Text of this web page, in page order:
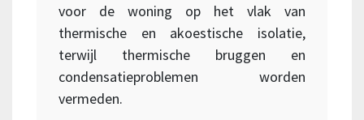
voor de woning op het vlak van
thermische en akoestische isolatie,
terwijl thermische bruggen en
condensatieproblemen worden
vermeden.